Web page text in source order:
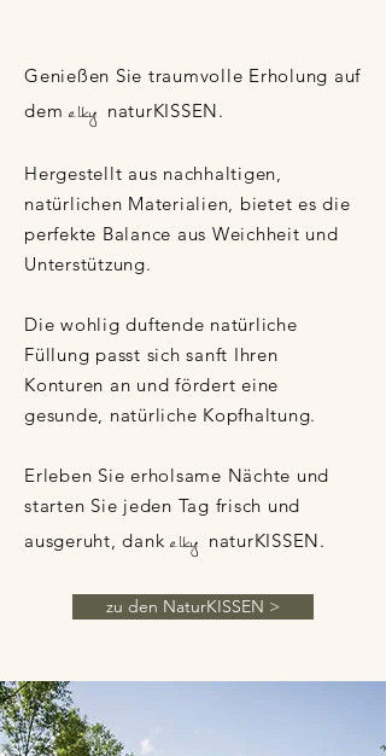
Genießen Sie traumvolle Erholung auf
dem elky naturKISSEN.
Hergestellt aus nachhaltigen,
natürlichen Materialien, bietet es die
perfekte Balance aus Weichheit und
Unterstützung.
Die wohlig duftende natürliche
Füllung passt sich sanft Ihren
Konturen an und fördert eine
gesunde, natürliche Kopfhaltung.
Erleben Sie erholsame Nächte und
starten Sie jeden Tag frisch und
ausgeruht, dank elky naturKISSEN.
zu den NaturKISSEN >